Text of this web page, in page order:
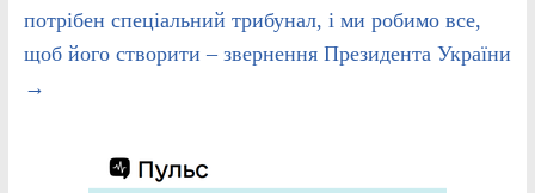
потрібен спеціальний трибунал, і ми робимо все,
щоб його створити – звернення Президента України
→